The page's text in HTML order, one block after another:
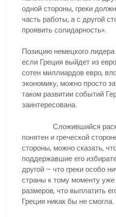
одной стороны, греки
часть работы, а с другой
проявить солидарность».
Позицию немецкого
если Греция выйдет из
сотен миллиардов евро,
экономику, можно просто
таком развитии событий
заинтересована.
Сложившийся
понятен и греческой
стороны, можно сказать,
поддержавшие его
другой – что греки особо
страны к тому моменту уже
размеров, что выплатить
Греция никак бы не смогла.